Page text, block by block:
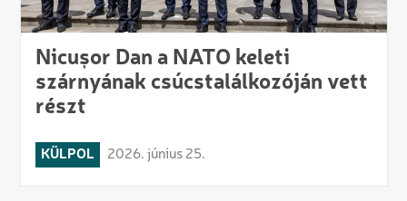
Nicușor Dan a NATO keleti
szárnyának csúcstalálkozóján vett
részt
KÜLPOL 2026. június 25.